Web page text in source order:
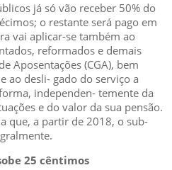
já só vão receber 50% do
o restante será pago em
vai aplicar-se também ao
reformados e demais
Aposentações (CGA), bem
ao desli- gado do serviço a
independen- temente da
e do valor da sua pensão.
que, a partir de 2018, o sub-
25 cêntimos